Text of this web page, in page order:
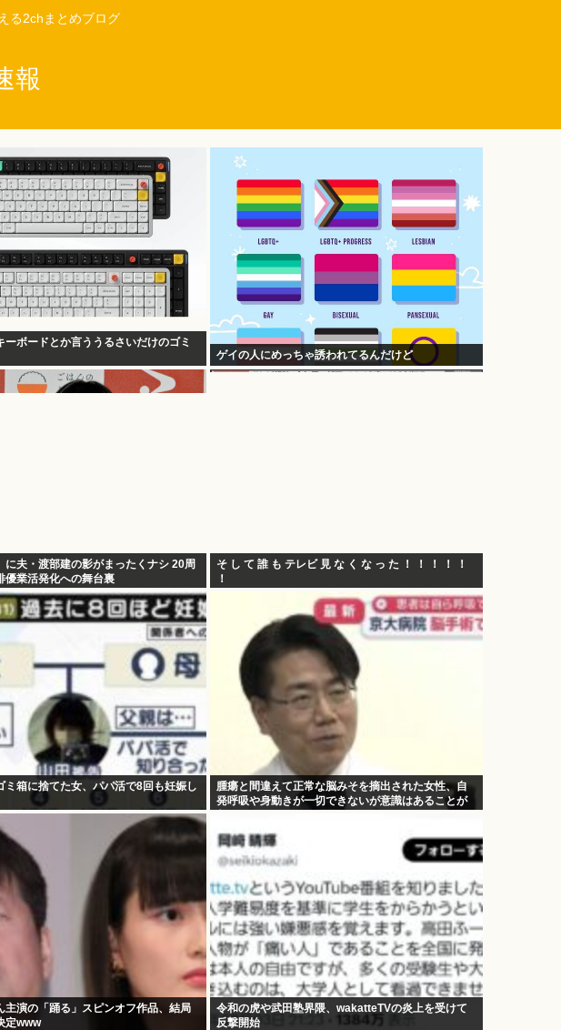
る2chまとめブログ
報
ーボードとか言ううるさいだけのゴミ
ゲイの人にめっちゃ誘われてるんだけど
に夫・渡部建の影がまったくナシ 20周
優業活発化への舞台裏
そ し て 誰 も テレビ 見 な く な っ た ！ ！ ！ ！ ！
！
ミ箱に捨てた女、パパ活で8回も妊娠し
腫瘍と間違えて正常な脳みそを摘出された女性、自
発呼吸や身動きが一切できないが意識はあることが
主演の「踊る」スピンオフ作品、結局
定www
令和の虎や武田塾界隈、wakatteTVの炎上を受けて
反撃開始